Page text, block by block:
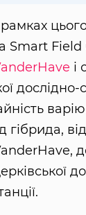
Smart Field
і
дослідно-
гібрида,